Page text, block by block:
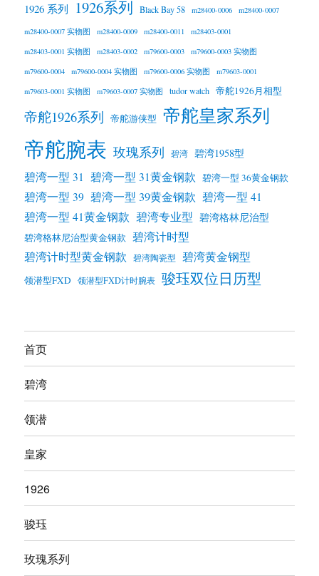
1926 系列 1926系列 Black Bay 58 m28400-0006 m28400-0007
m28400-0007 实物图 m28400-0009 m28400-0011
m28403-0001
m28403-0001 实物图
m28403-0002 m79600-0003
m79600-0003 实物图
m79600-0004
m79600-0004 实物图 m79600-0006 实物图
m79603-0001
m79603-0001 实物图
m79603-0007 实物图 tudor watch 帝舵1926月相型
帝舵1926系列 帝舵游侠型 帝舵皇家系列
帝舵腕表 玫瑰系列 碧湾 碧湾1958型
碧湾一型 31 碧湾一型 31黄金钢款 碧湾一型 36黄金钢款
碧湾一型 39 碧湾一型 39黄金钢款 碧湾一型 41
碧湾一型 41黄金钢款 碧湾专业型 碧湾格林尼治型
碧湾格林尼治型黄金钢款 碧湾计时型
碧湾计时型黄金钢款 碧湾陶瓷型 碧湾黄金钢型
领潜型FXD 领潜型FXD计时腕表 骏珏双位日历型
首页
碧湾
领潜
皇家
1926
骏珏
玫瑰系列